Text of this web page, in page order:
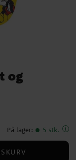
og
På lager: 5 stk.